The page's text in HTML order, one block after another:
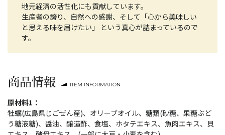
地元経済の活性化にも貢献しています。
生産者の誇り、自然への感謝、そして「心から美味しい
と思える味を届けたい」 という真心が詰まっているので
す。
商品情報 ITEM INFORMATION
原材料1：
牡蠣(広島県じごぜん産)、オリーブオイル、糖類(砂糖、果糖ぶど
う糖液糖)、醤油、醸造酢、食塩、ホタテエキス、魚肉エキス、貝